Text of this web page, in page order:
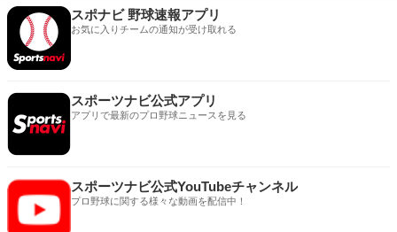
スポナビ 野球速報アプリ
お気に入りチームの通知が受け取れる
スポーツナビ公式アプリ
アプリで最新のプロ野球ニュースを見る
スポーツナビ公式YouTubeチャンネル
プロ野球に関する様々な動画を配信中！